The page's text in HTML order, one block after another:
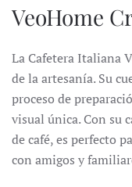
VeoHome
La Cafetera Italiana
de la artesanía.Su
proceso de
visual única.Con su
de café, es perfecto
con amigos y